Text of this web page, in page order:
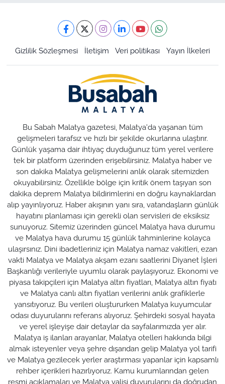
Gizlilik Sözleşmesi İletişim Veri politikası Yayın İlkeleri
Bu Sabah Malatya gazetesi, Malatya'da yaşanan tüm
gelişmeleri tarafsız ve hızlı bir şekilde okurlarına ulaştırır.
Günlük yaşama dair ihtiyaç duyduğunuz tüm yerel verilere
tek bir platform üzerinden erişebilirsiniz. Malatya haber ve
son dakika Malatya gelişmelerini anlık olarak sitemizden
okuyabilirsiniz. Özellikle bölge için kritik önem taşıyan son
dakika deprem Malatya bildirimlerini en doğru kaynaklardan
alıp yayınlıyoruz. Haber akışının yanı sıra, vatandaşların günlük
hayatını planlaması için gerekli olan servisleri de eksiksiz
sunuyoruz. Sitemiz üzerinden güncel Malatya hava durumu
ve Malatya hava durumu 15 günlük tahminlerine kolayca
ulaşırsınız. Dini ibadetleriniz için Malatya namaz vakitleri, ezan
vakti Malatya ve Malatya akşam ezanı saatlerini Diyanet İşleri
Başkanlığı verileriyle uyumlu olarak paylaşıyoruz. Ekonomi ve
piyasa takipçileri için Malatya altın fiyatları, Malatya altın fiyatı
ve Malatya canlı altın fiyatları verilerini anlık grafiklerle
yansıtıyoruz. Bu verileri oluştururken Malatya kuyumcular
odası duyurularını referans alıyoruz. Şehirdeki sosyal hayata
ve yerel işleyişe dair detaylar da sayfalarımızda yer alır.
Malatya iş ilanları arayanlar, Malatya otelleri hakkında bilgi
almak isteyenler veya şehre dışarıdan gelip Malatya yol tarifi
ve Malatya gezilecek yerler araştırması yapanlar için kapsamlı
rehber içerikleri hazırlıyoruz. Kamu kurumlarından gelen
resmi açıklamaları ve Malatya valisi duyurularını da doğrudan